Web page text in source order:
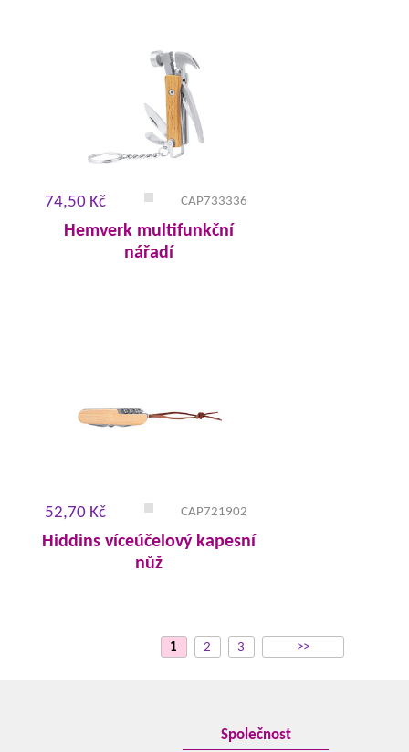
74,50 Kč CAP733336
Hemverk multifunkční
nářadí
52,70 Kč CAP721902
Hiddins víceúčelový kapesní
nůž
1 2 3 >>
Společnost